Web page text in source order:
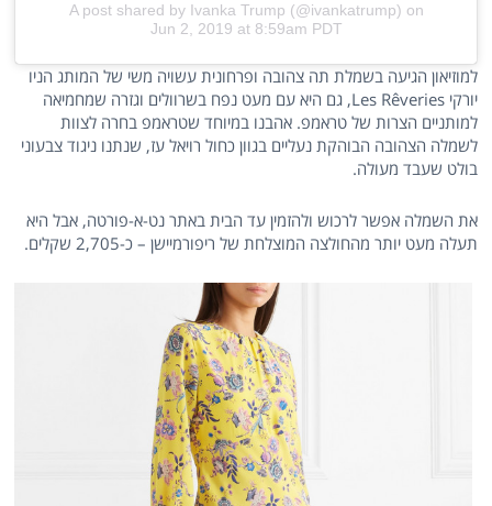
A post shared by Ivanka Trump (@ivankatrump) on
Jun 2, 2019 at 8:59am PDT
למוזיאון הגיעה בשמלת תה צהובה ופרחונית עשויה משי של המותג הניו
יורקי Les Rêveries, גם היא עם מעט נפח בשרוולים וגזרה שמחמיאה
למותניים הצרות של טראמפ. אהבנו במיוחד שטראמפ בחרה לצוות
לשמלה הצהובה הבוהקת נעליים בגוון כחול רויאל עז, שנתנו ניגוד צבעוני
בולט שעבד מעולה.
את השמלה אפשר לרכוש ולהזמין עד הבית באתר נט-א-פורטה, אבל היא
תעלה מעט יותר מהחולצה המוצלחת של ריפורמיישן – כ-2,705 שקלים.